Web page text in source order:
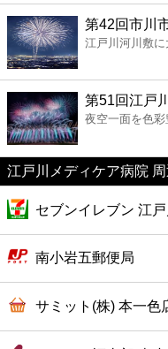
レジャー
書店
ファミレス
ファーストフード
カフェ
ショッピング
銀行
第42回市川
江戸川河川敷
第51回江戸
夜空一面を色
江戸川メディケア病院
セブンイレブン 江
南小岩五郵便局
サミット(株) 本一色